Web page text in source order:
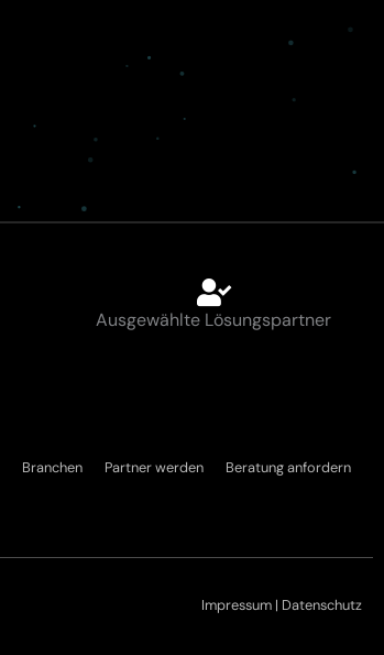
Ausgewählte Lösungspartner
Branchen Partner werden Beratung anfordern
Impressum| Datenschutz